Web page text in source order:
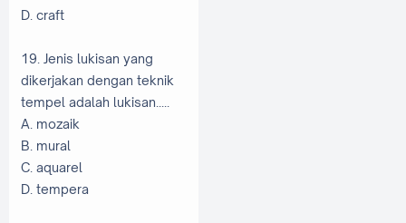
D. craft
19. Jenis lukisan yang
dikerjakan dengan teknik
tempel adalah lukisan.....
A. mozaik
B. mural
C. aquarel
D. tempera